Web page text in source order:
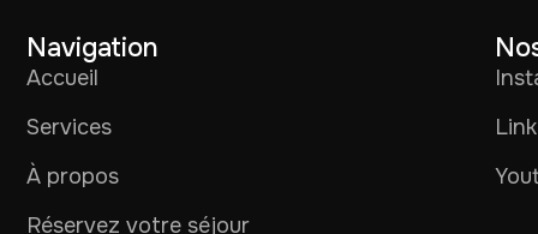
Navigation
Accueil
Services
À propos
Réservez votre séjour